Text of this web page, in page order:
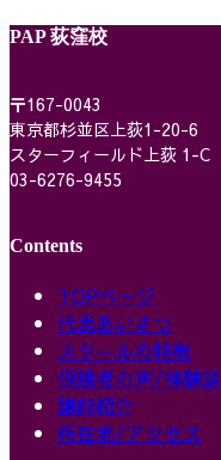
PAP 荻窪校
〒167-0043
東京都杉並区上荻1-20-6
スターフィールド上荻 1-C
03-6276-9455
Contents
TOPページ
代表あいさつ
スクールの特徴
保護者の声/体験談
講師紹介
所在地/アクセス